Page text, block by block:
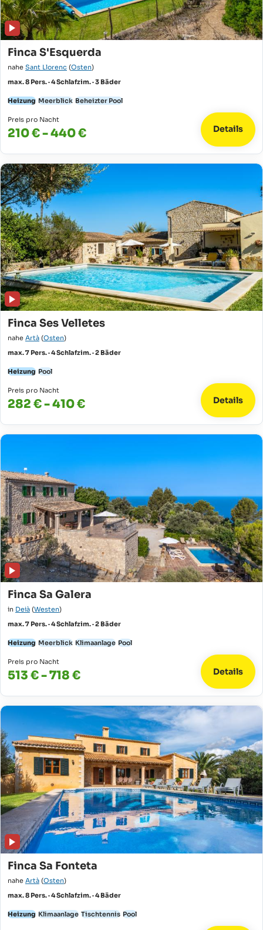
Finca S'Esquerda
nahe Sant Llorenc (Osten)
max. 8 Pers. · 4 Schlafzim. · 3 Bäder
Heizung Meerblick Beheizter Pool
Preis pro Nacht
210 € - 440 € Details
Finca Ses Velletes
nahe Artà (Osten)
max. 7 Pers. · 4 Schlafzim. · 2 Bäder
Heizung Pool
Preis pro Nacht
282 € - 410 € Details
Finca Sa Galera
in Deià (Westen)
max. 7 Pers. · 4 Schlafzim. · 2 Bäder
Heizung Meerblick Klimaanlage Pool
Preis pro Nacht
513 € - 718 € Details
Finca Sa Fonteta
nahe Artà (Osten)
max. 8 Pers. · 4 Schlafzim. · 4 Bäder
Heizung Klimaanlage Tischtennis Pool